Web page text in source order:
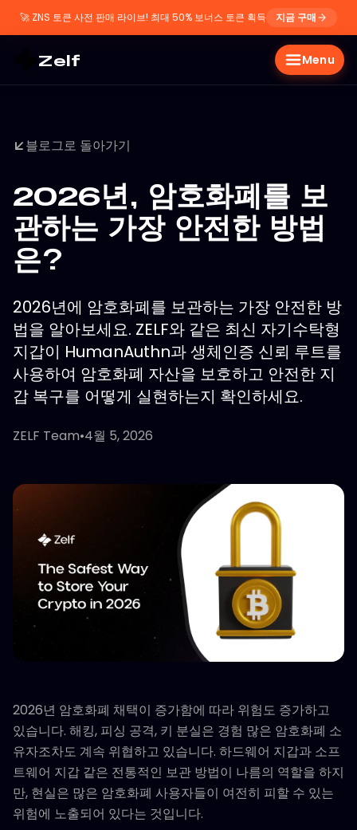
🚀 ZNS 토큰 사전 판매 라이브! 최대 50% 보너스 토큰 획득 지금 구매
Zelf Menu
블로그로 돌아가기
2026년, 암호화폐를 보
관하는 가장 안전한 방법
은?
2026년에 암호화폐를 보관하는 가장 안전한 방
법을 알아보세요. ZELF와 같은 최신 자기수탁형
지갑이 HumanAuthn과 생체인증 신뢰 루트를
사용하여 암호화폐 자산을 보호하고 안전한 지
갑 복구를 어떻게 실현하는지 확인하세요.
ZELF Team•4월 5, 2026
2026년 암호화폐 채택이 증가함에 따라 위험도 증가하고
있습니다. 해킹, 피싱 공격, 키 분실은 경험 많은 암호화폐 소
유자조차도 계속 위협하고 있습니다. 하드웨어 지갑과 소프
트웨어 지갑 같은 전통적인 보관 방법이 나름의 역할을 하지
만, 현실은 많은 암호화폐 사용자들이 여전히 피할 수 있는
위험에 노출되어 있다는 것입니다.